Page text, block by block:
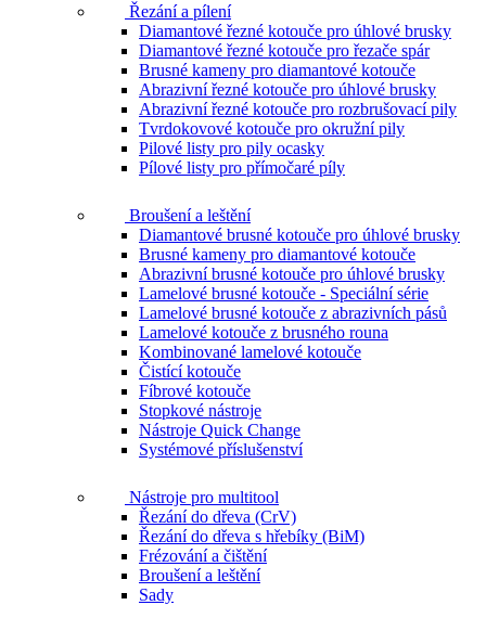
Řezání a pílení
Diamantové řezné kotouče pro úhlové brusky
Diamantové řezné kotouče pro řezače spár
Brusné kameny pro diamantové kotouče
Abrazivní řezné kotouče pro úhlové brusky
Abrazivní řezné kotouče pro rozbrušovací pily
Tvrdokovové kotouče pro okružní pily
Pilové listy pro pily ocasky
Pílové listy pro přímočaré píly
Broušení a leštění
Diamantové brusné kotouče pro úhlové brusky
Brusné kameny pro diamantové kotouče
Abrazivní brusné kotouče pro úhlové brusky
Lamelové brusné kotouče - Speciální série
Lamelové brusné kotouče z abrazivních pásů
Lamelové kotouče z brusného rouna
Kombinované lamelové kotouče
Čistící kotouče
Fíbrové kotouče
Stopkové nástroje
Nástroje Quick Change
Systémové příslušenství
Nástroje pro multitool
Řezání do dřeva (CrV)
Řezání do dřeva s hřebíky (BiM)
Frézování a čištění
Broušení a leštění
Sady